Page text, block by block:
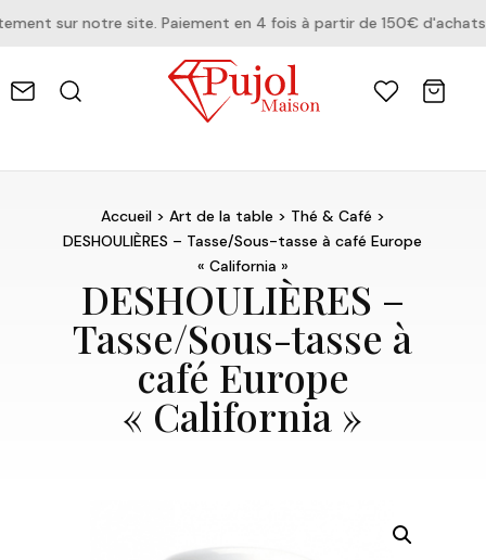
sur notre site. Paiement en 4 fois à partir de 150€ d'achats.
Accueil> Art de la table> Thé & Café>
DESHOULIÈRES – Tasse/Sous-tasse à café Europe
« California »
DESHOULIÈRES –
Tasse/Sous-tasse à
café Europe
« California »